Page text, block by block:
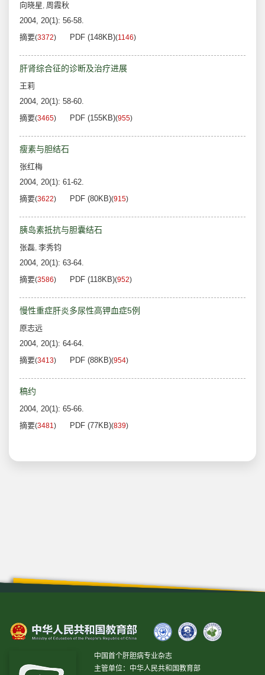
向晓星, 周霞秋
2004, 20(1): 56-58.
摘要(3372) PDF (148KB)(1146)
肝肾综合征的诊断及治疗进展
王莉
2004, 20(1): 58-60.
摘要(3465) PDF (155KB)(955)
瘦素与胆结石
张红梅
2004, 20(1): 61-62.
摘要(3622) PDF (80KB)(915)
胰岛素抵抗与胆囊结石
张磊, 李秀钧
2004, 20(1): 63-64.
摘要(3586) PDF (118KB)(952)
慢性重症肝炎多尿性高钾血症5例
原志远
2004, 20(1): 64-64.
摘要(3413) PDF (88KB)(954)
稿约
2004, 20(1): 65-66.
摘要(3481) PDF (77KB)(839)
中国首个肝胆病专业杂志
主管单位：中华人民共和国教育部